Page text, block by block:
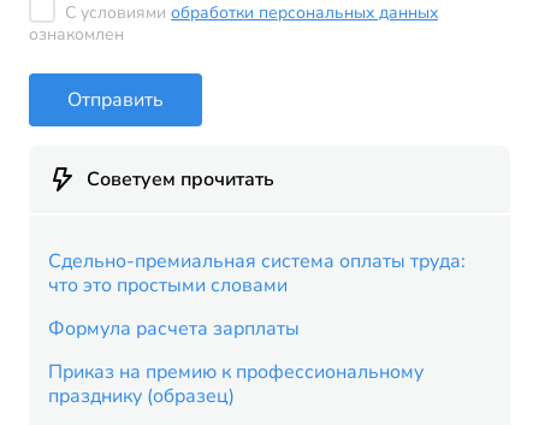
С условиями обработки персональных данных
ознакомлен
Отправить
Советуем прочитать
Сдельно-премиальная система оплаты труда:
что это простыми словами
Формула расчета зарплаты
Приказ на премию к профессиональному
празднику (образец)